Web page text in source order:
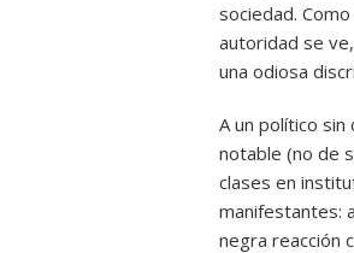
sociedad.
autoridad se
una odiosa
A un político
notable (no de
clases en
manifestantes:
negra reacción